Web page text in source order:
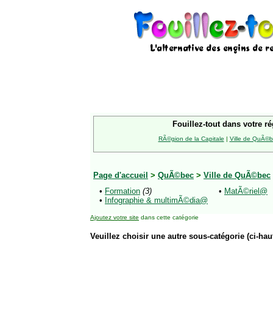
Fouillez-tout dans votre
RÃ©gion de la Capitale | Ville de
Page d'accueil > QuÃ©bec > Ville de QuÃ©bec
• Formation (3)
• Infographie & multimÃ©dia@
• MatÃ©riel@
Ajoutez votre site dans cette catégorie
Veuillez choisir une autre sous-catégorie (ci-